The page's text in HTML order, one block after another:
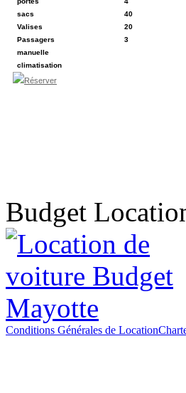
Budget
Conditions Générales de Location